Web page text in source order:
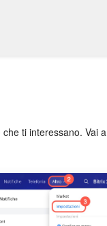
ti interessano. Vai a